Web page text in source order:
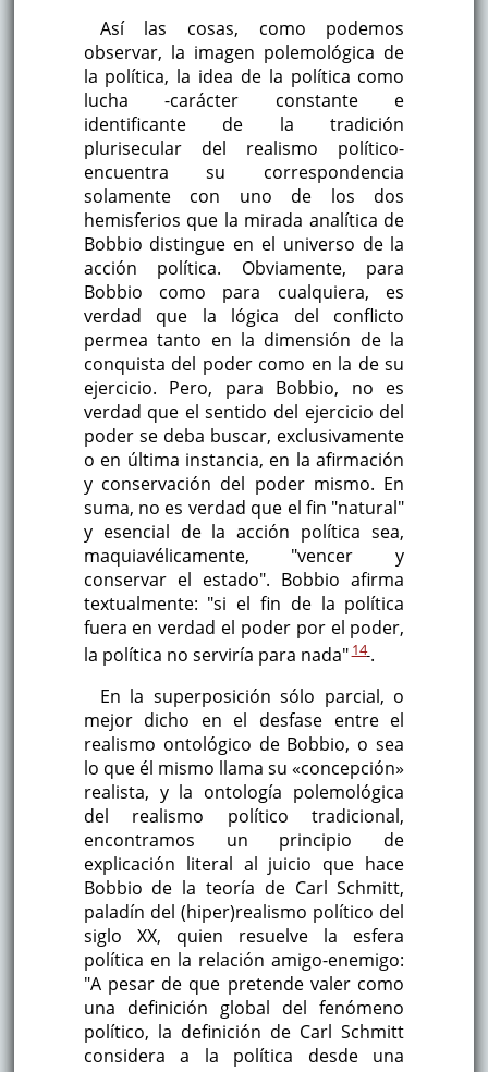
Así las cosas, como podemos
observar, la imagen polemológica de
la política, la idea de la política como
lucha -carácter constante e
identificante de la tradición
plurisecular del realismo político-
encuentra su correspondencia
solamente con uno de los dos
hemisferios que la mirada analítica de
Bobbio distingue en el universo de la
acción política. Obviamente, para
Bobbio como para cualquiera, es
verdad que la lógica del conflicto
permea tanto en la dimensión de la
conquista del poder como en la de su
ejercicio. Pero, para Bobbio, no es
verdad que el sentido del ejercicio del
poder se deba buscar, exclusivamente
o en última instancia, en la afirmación
y conservación del poder mismo. En
suma, no es verdad que el fin "natural"
y esencial de la acción política sea,
maquiavélicamente, "vencer y
conservar el estado". Bobbio afirma
textualmente: "si el fin de la política
fuera en verdad el poder por el poder,
la política no serviría para nada" 14.
En la superposición sólo parcial, o
mejor dicho en el desfase entre el
realismo ontológico de Bobbio, o sea
lo que él mismo llama su «concepción»
realista, y la ontología polemológica
del realismo político tradicional,
encontramos un principio de
explicación literal al juicio que hace
Bobbio de la teoría de Carl Schmitt,
paladín del (hiper)realismo político del
siglo XX, quien resuelve la esfera
política en la relación amigo-enemigo:
"A pesar de que pretende valer como
una definición global del fenómeno
político, la definición de Carl Schmitt
considera a la política desde una